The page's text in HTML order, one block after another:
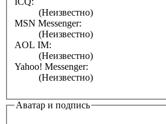
(Неизвестно)
MSN Messenger:
(Неизвестно)
AOL IM:
(Неизвестно)
Yahoo! Messenger:
(Неизвестно)
Аватар и подпись